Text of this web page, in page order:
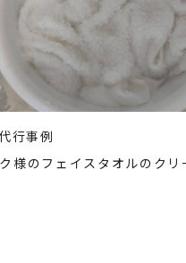
行事例